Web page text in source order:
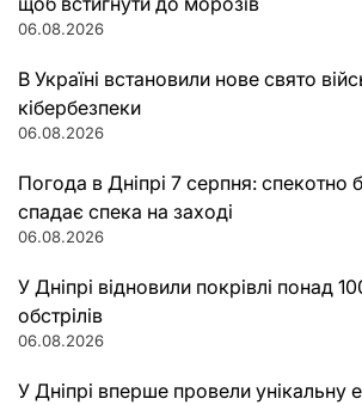
06.08.2026
В Україні встановили нове свято
кібербезпеки
06.08.2026
Погода в Дніпрі 7 серпня: спекотно
спадає спека на заході
06.08.2026
У Дніпрі відновили покрівлі понад
обстрілів
06.08.2026
У Дніпрі вперше провели унікальну